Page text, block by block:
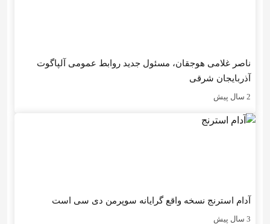
ناصر غلامی هوجقان، مسئول جدید روابط عمومی آلپاگوت
آذربایجان شرقی
2 سال پیش
آدام استرنج نسخه واقع گرایانه سوپرمن دی سی است
3 سال پیش